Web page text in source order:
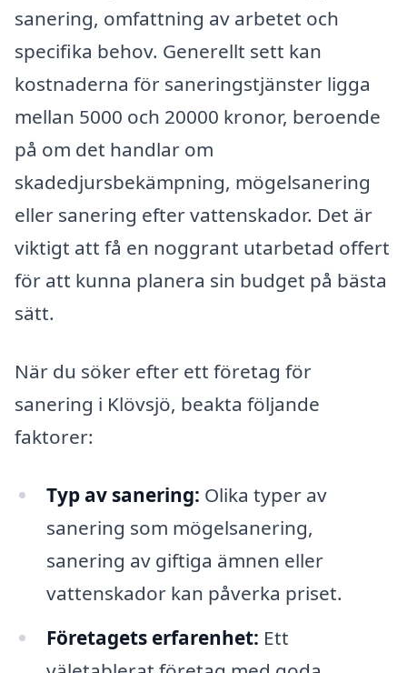
sanering, omfattning av arbetet och
specifika behov. Generellt sett kan
kostnaderna för saneringstjänster ligga
mellan 5000 och 20000 kronor, beroende
på om det handlar om
skadedjursbekämpning, mögelsanering
eller sanering efter vattenskador. Det är
viktigt att få en noggrant utarbetad offert
för att kunna planera sin budget på bästa
sätt.
När du söker efter ett företag för
sanering i Klövsjö, beakta följande
faktorer:
Typ av sanering: Olika typer av
sanering som mögelsanering,
sanering av giftiga ämnen eller
vattenskador kan påverka priset.
Företagets erfarenhet: Ett